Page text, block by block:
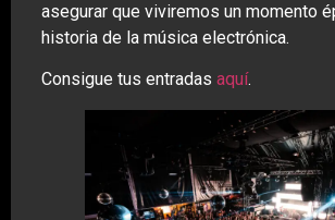
asegurar que viviremos un momento
historia de la música electrónica.
Consigue tus entradas aquí.